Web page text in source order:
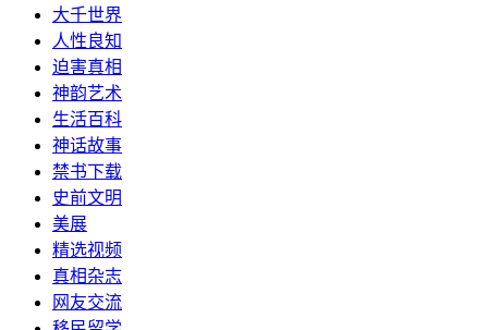
大千世界
人性良知
迫害真相
神韵艺术
生活百科
神话故事
禁书下载
史前文明
美展
精选视频
真相杂志
网友交流